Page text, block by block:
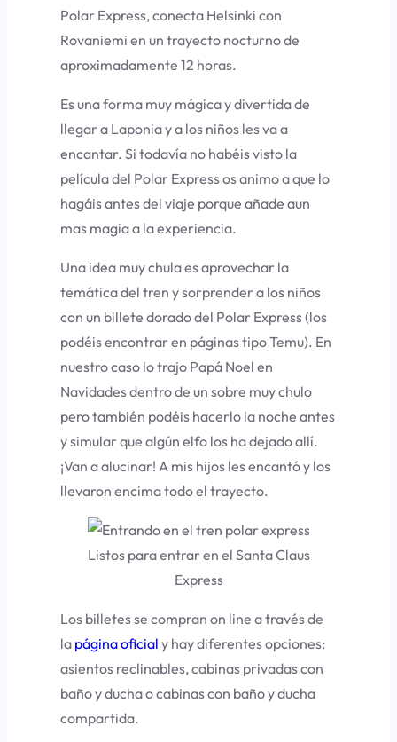
Polar Express, conecta Helsinki con
Rovaniemi en un trayecto nocturno de
aproximadamente 12 horas.
Es una forma muy mágica y divertida de
llegar a Laponia y a los niños les va a
encantar. Si todavía no habéis visto la
película del Polar Express os animo a que lo
hagáis antes del viaje porque añade aun
mas magia a la experiencia.
Una idea muy chula es aprovechar la
temática del tren y sorprender a los niños
con un billete dorado del Polar Express (los
podéis encontrar en páginas tipo Temu). En
nuestro caso lo trajo Papá Noel en
Navidades dentro de un sobre muy chulo
pero también podéis hacerlo la noche antes
y simular que algún elfo los ha dejado allí.
¡Van a alucinar! A mis hijos les encantó y los
llevaron encima todo el trayecto.
Listos para entrar en el Santa Claus
Express
Los billetes se compran on line a través de
la página oficial y hay diferentes opciones:
asientos reclinables, cabinas privadas con
baño y ducha o cabinas con baño y ducha
compartida.